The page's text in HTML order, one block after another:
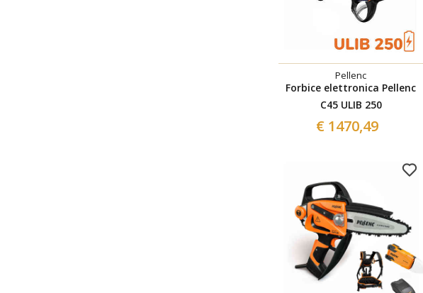
Pellenc
Forbice elettronica Pellenc
C45 ULIB 250
€ 1470,49